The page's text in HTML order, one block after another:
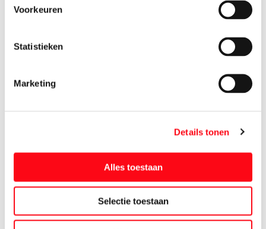
Voorkeuren
Statistieken
Marketing
Details tonen
Alles toestaan
Selectie toestaan
15.99
Glen Talloch Whisky
19.
Glenfiddich Malt Whisky 12yr
200 ml